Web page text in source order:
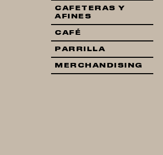
CAFETERAS Y
AFINES
CAFÉ
PARRILLA
MERCHANDISING